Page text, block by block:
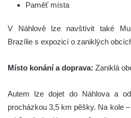
Paměť místa
V Náhlově lze navštívit také
Brazílie s expozicí o zaniklých
Místo konání a doprava: Zaniklá
Autem lze dojet do Náhlova a
procházkou 3,5 km pěšky. Na kole